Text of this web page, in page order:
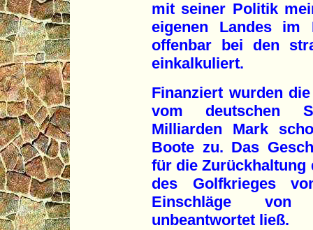
mit seiner Politik
eigenen Landes im
offenbar bei den
einkalkuliert.
Finanziert wurden
vom deutschen
Milliarden Mark
Boote zu. Das
für die Zurückhaltung
des Golfkrieges
Einschläge von
unbeantwortet ließ.